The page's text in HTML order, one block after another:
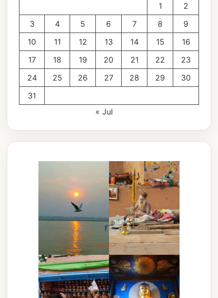
1
2
3
4 5 6 7 8
9
10
11 12 13 14 15
16
17
18 19 20 21 22
23
24
25 26 27 28 29
30
31
« Jul